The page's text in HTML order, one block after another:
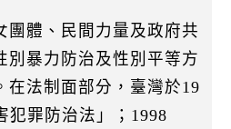
團體、民間力量及政府共
別暴力防治及性別平等方
在法制面部分，臺灣於19
犯罪防治法」；1998